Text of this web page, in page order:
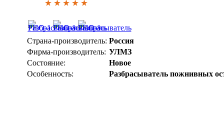
Страна-производитель: Россия
Фирма-производитель: УЛМЗ
Состояние:
Новое
Особенность:
Разбрасыватель пожнивных